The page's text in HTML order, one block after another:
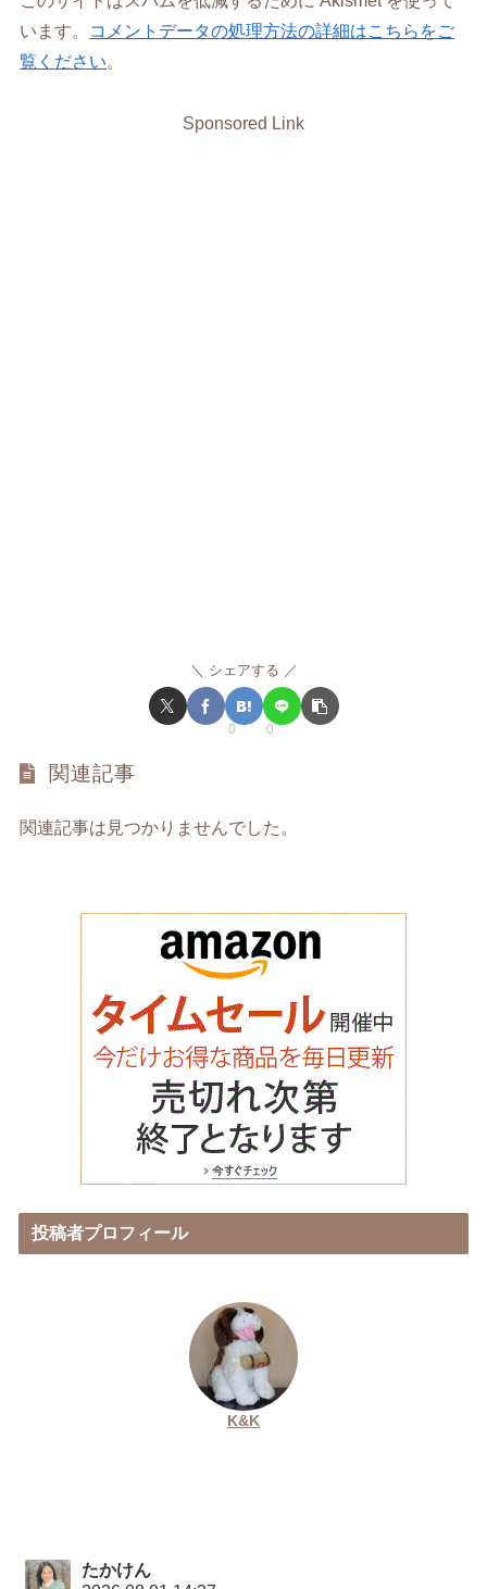
います。
コメントデータの処理方法の詳細はこちらをご
覧ください。
Sponsored Link
シェアする
0 0
関連記事
関連記事は見つかりませんでした。
投稿者プロフィール
K&K
たかけん